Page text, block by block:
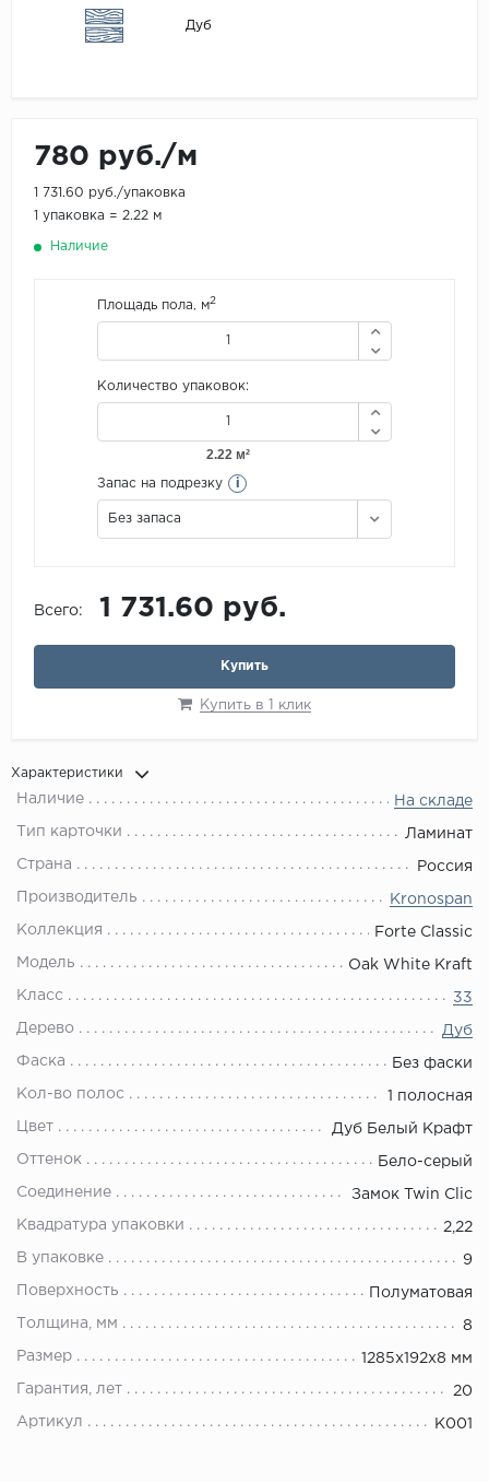
Дуб
780 руб./м
1 731.60 руб./упаковка
1 упаковка = 2.22 м
Наличие
Площадь пола, м2
Количество упаковок:
Запас на подрезку i
Без запаса
Всего: 1 731.60 руб.
Купить
Купить в 1 клик
Характеристики
Наличие На складе
Тип карточки Ламинат
Страна Россия
Производитель Kronospan
Коллекция Forte Classic
Модель Oak White Kraft
Класс 33
Дерево Дуб
Фаска Без фаски
Кол-во полос 1 полосная
Цвет Дуб Белый Крафт
Оттенок Бело-серый
Соединение Замок Twin Clic
Квадратура упаковки 2,22
В упаковке 9
Поверхность Полуматовая
Толщина, мм 8
Размер 1285x192x8 мм
Гарантия, лет 20
Артикул K001